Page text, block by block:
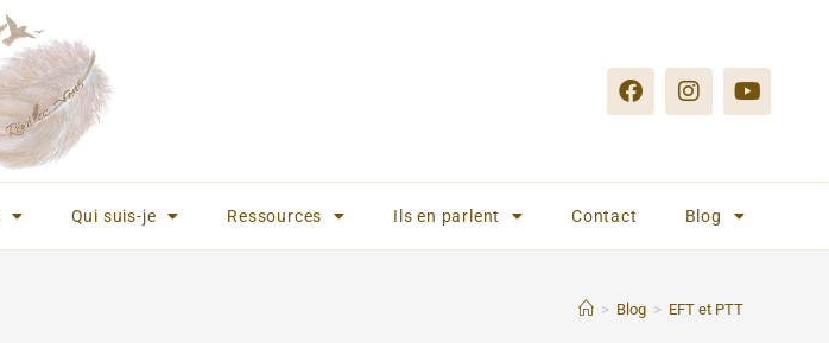
Qui suis-je Ressources Ils en parlent Contact Blog
> Blog > EFT et PTT